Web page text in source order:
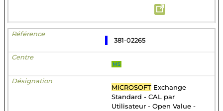
381-02265
MS
MICROSOFT Exchange
Standard - CAL par
Utilisateur - Open Value -